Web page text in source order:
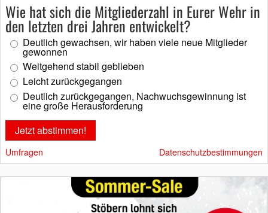
Wie hat sich die Mitgliederzahl in Eurer Wehr in
den letzten drei Jahren entwickelt?
Deutlich gewachsen, wir haben viele neue Mitglieder
gewonnen
Weitgehend stabil geblieben
Leicht zurückgegangen
Deutlich zurückgegangen, Nachwuchsgewinnung ist
eine große Herausforderung
Umfragen Datenschutzbestimmungen